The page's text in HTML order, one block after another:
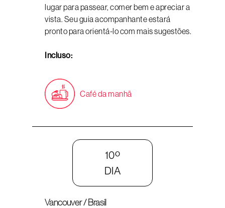
lugar para passear, comer bem e apreciar a
vista. Seu guia acompanhante estará
pronto para orientá-lo com mais sugestões.
Incluso:
Café da manhã
10º
DIA
Vancouver / Brasil